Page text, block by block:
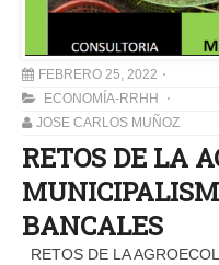
FEBRERO 25, 2022
ECONOMÍA-RRHH
JOSE CARLOS MUÑOZ
RETOS DE LA
BANCALES
RETOS DE LA